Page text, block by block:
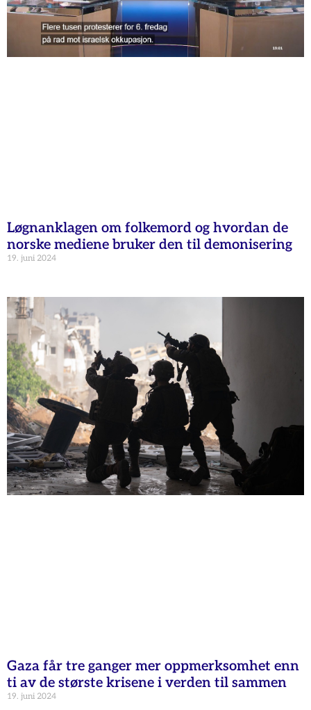
Løgnanklagen om folkemord og hvordan de
norske mediene bruker den til demonisering
19. juni 2024
Gaza får tre ganger mer oppmerksomhet enn
ti av de største krisene i verden til sammen
19. juni 2024